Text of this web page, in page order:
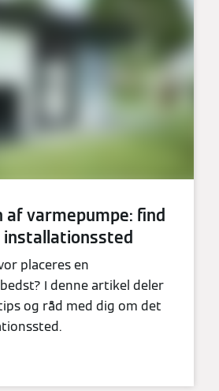
varmepumpe: find
placeres en
I denne artikel deler
og råd med dig om det